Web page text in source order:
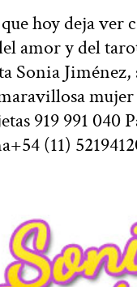
hoy deja ver
amor y del
Sonia Jiménez,
919 991 040
(11)